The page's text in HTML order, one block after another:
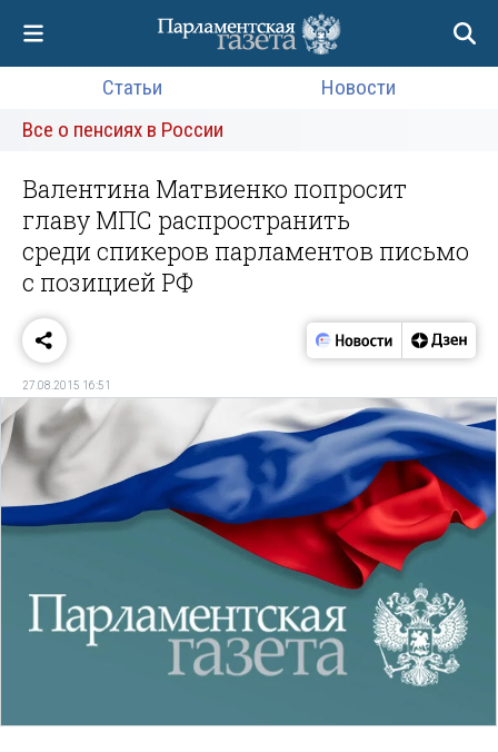
Статьи
Новости
Все о пенсиях в России
Валентина Матвиенко попросит
главу МПС распространить
среди спикеров парламентов письмо
с позицией РФ
27.08.2015 16:51